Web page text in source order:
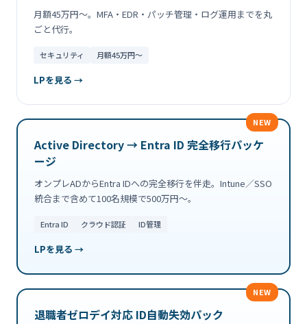
月額45万円〜。MFA・EDR・パッチ管理・ログ運用までを丸
ごと代行。
セキュリティ 月額45万円〜
LPを見る →
NEW
Active Directory → Entra ID 完全移行パッケ
ージ
オンプレADからEntra IDへの完全移行を伴走。Intune／SSO
統合まで含めて100名規模で500万円〜。
Entra ID クラウド認証 ID管理
LPを見る →
NEW
退職者ゼロデイ対応 ID自動失効パック